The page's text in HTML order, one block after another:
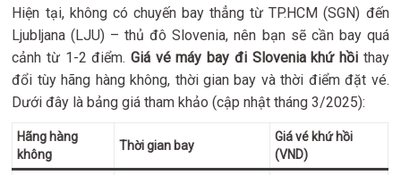
Hiện tại, không có chuyến bay thẳng từ TP.HCM (SGN) đến
Ljubljana (LJU) – thủ đô Slovenia, nên bạn sẽ cần bay quá
cảnh từ 1-2 điểm.Giá vé máy bay đi Slovenia khứ hồithay
đổi tùy hãng hàng không, thời gian bay và thời điểm đặt vé.
Dưới đây là bảng giá tham khảo (cập nhật tháng 3/2025):
Hãng hàng
không
Thời gian bay
Giá vé khứ hồi
(VND)